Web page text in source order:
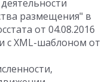
размещения" в
от 04.08.2016
с XML-шаблоном от